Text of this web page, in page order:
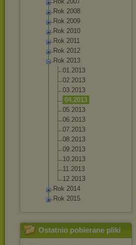
Rok 2008
Rok 2009
Rok 2010
Rok 2011
Rok 2012
Rok 2013
01.2013
02.2013
03.2013
04.2013
05.2013
06.2013
07.2013
08.2013
09.2013
10.2013
11.2013
12.2013
Rok 2014
Rok 2015
Ostatnio pobierane pliki